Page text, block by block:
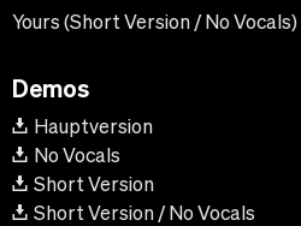
Yours (Short Version / No Vocals)
Demos
Hauptversion
No Vocals
Short Version
Short Version / No Vocals